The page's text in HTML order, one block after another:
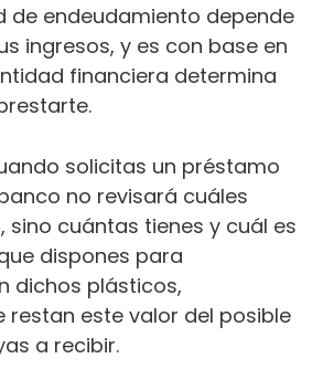
de endeudamiento depende
ingresos, y es con base en
financiera determina
solicitas un préstamo
no revisará cuáles
sino cuántas tienes y cuál es
dispones para
dichos plásticos,
restan este valor del posible
a recibir.